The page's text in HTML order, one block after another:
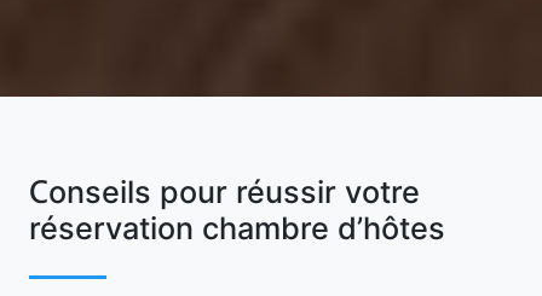
Conseils pour réussir votre
réservation chambre d’hôtes